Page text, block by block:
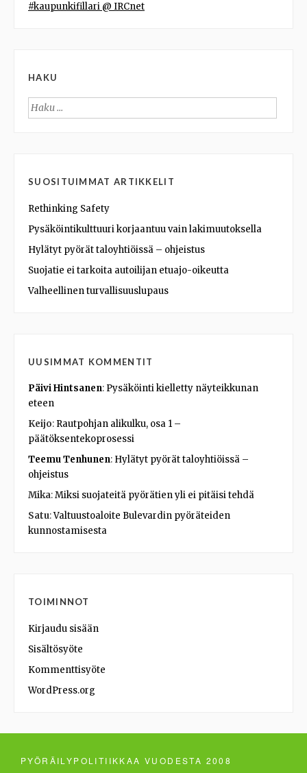
#kaupunkifillari @ IRCnet
HAKU
Haku:
SUOSITUIMMAT ARTIKKELIT
Rethinking Safety
Pysäköintikulttuuri korjaantuu vain lakimuutoksella
Hylätyt pyörät taloyhtiöissä – ohjeistus
Suojatie ei tarkoita autoilijan etuajo-oikeutta
Valheellinen turvallisuuslupaus
UUSIMMAT KOMMENTIT
Päivi Hintsanen: Pysäköinti kielletty näyteikkunan
eteen
Keijo: Rautpohjan alikulku, osa 1 –
päätöksentekoprosessi
Teemu Tenhunen: Hylätyt pyörät taloyhtiöissä –
ohjeistus
Mika:Miksi suojateitä pyörätien yli ei pitäisi tehdä
Satu:Valtuustoaloite Bulevardin pyöräteiden
kunnostamisesta
TOIMINNOT
Kirjaudu sisään
Sisältösyöte
Kommenttisyöte
WordPress.org
PYÖRÄILYPOLITIIKKAA VUODESTA 2008